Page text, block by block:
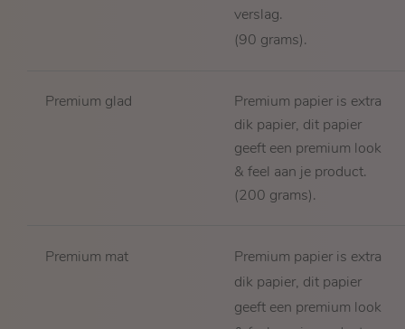
verslag.
(90 grams).
Premium glad
Premium papier is extra
dik papier, dit papier
geeft een premium look
& feel aan je product.
(200 grams).
Premium mat
Premium papier is extra
dik papier, dit papier
geeft een premium look